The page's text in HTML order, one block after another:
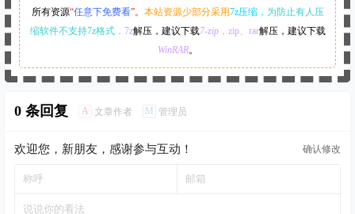
所有资源“任意下免费看”。 本站资源少部分采用7z压缩， 为防止有人压
缩软件不支持7z格式，7z解压，建议下载7-zip，zip、rar解压，建议下载
WinRAR。
0 条回复 A 文章作者 M 管理员
欢迎您，新朋友，感谢参与互动！ 确认修改